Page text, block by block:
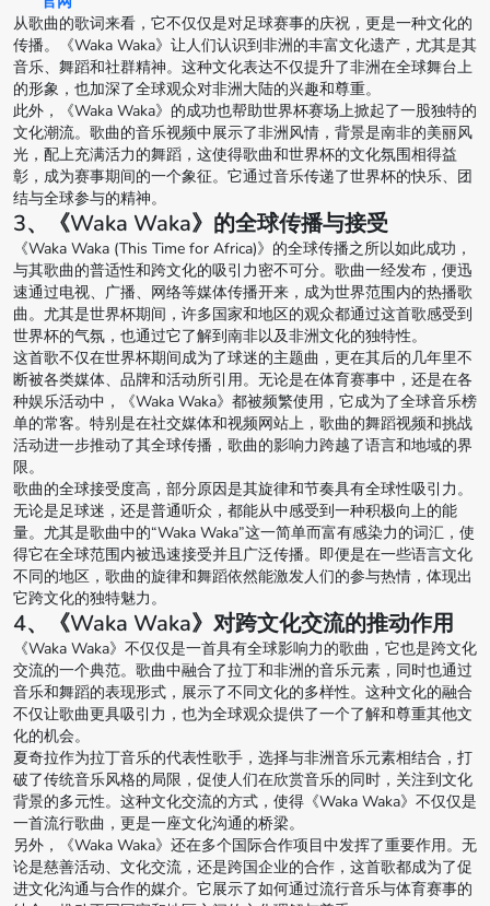
从歌曲的歌词来看，它不仅仅是对足球赛事的庆祝，更是一种文化的
传播。《Waka Waka》让人们认识到非洲的丰富文化遗产，尤其是其
音乐、舞蹈和社群精神。这种文化表达不仅提升了非洲在全球舞台上
的形象，也加深了全球观众对非洲大陆的兴趣和尊重。
此外，《Waka Waka》的成功也帮助世界杯赛场上掀起了一股独特的
文化潮流。歌曲的音乐视频中展示了非洲风情，背景是南非的美丽风
光，配上充满活力的舞蹈，这使得歌曲和世界杯的文化氛围相得益
彰，成为赛事期间的一个象征。它通过音乐传递了世界杯的快乐、团
结与全球参与的精神。
3、《Waka Waka》的全球传播与接受
《Waka Waka (This Time for Africa)》的全球传播之所以如此成功，
与其歌曲的普适性和跨文化的吸引力密不可分。歌曲一经发布，便迅
速通过电视、广播、网络等媒体传播开来，成为世界范围内的热播歌
曲。尤其是世界杯期间，许多国家和地区的观众都通过这首歌感受到
世界杯的气氛，也通过它了解到南非以及非洲文化的独特性。
这首歌不仅在世界杯期间成为了球迷的主题曲，更在其后的几年里不
断被各类媒体、品牌和活动所引用。无论是在体育赛事中，还是在各
种娱乐活动中，《Waka Waka》都被频繁使用，它成为了全球音乐榜
单的常客。特别是在社交媒体和视频网站上，歌曲的舞蹈视频和挑战
活动进一步推动了其全球传播，歌曲的影响力跨越了语言和地域的界
限。
歌曲的全球接受度高，部分原因是其旋律和节奏具有全球性吸引力。
无论是足球迷，还是普通听众，都能从中感受到一种积极向上的能
量。尤其是歌曲中的“Waka Waka”这一简单而富有感染力的词汇，使
得它在全球范围内被迅速接受并且广泛传播。即便是在一些语言文化
不同的地区，歌曲的旋律和舞蹈依然能激发人们的参与热情，体现出
它跨文化的独特魅力。
4、《Waka Waka》对跨文化交流的推动作用
《Waka Waka》不仅仅是一首具有全球影响力的歌曲，它也是跨文化
交流的一个典范。歌曲中融合了拉丁和非洲的音乐元素，同时也通过
音乐和舞蹈的表现形式，展示了不同文化的多样性。这种文化的融合
不仅让歌曲更具吸引力，也为全球观众提供了一个了解和尊重其他文
化的机会。
夏奇拉作为拉丁音乐的代表性歌手，选择与非洲音乐元素相结合，打
破了传统音乐风格的局限，促使人们在欣赏音乐的同时，关注到文化
背景的多元性。这种文化交流的方式，使得《Waka Waka》不仅仅是
一首流行歌曲，更是一座文化沟通的桥梁。
另外，《Waka Waka》还在多个国际合作项目中发挥了重要作用。无
论是慈善活动、文化交流，还是跨国企业的合作，这首歌都成为了促
进文化沟通与合作的媒介。它展示了如何通过流行音乐与体育赛事的